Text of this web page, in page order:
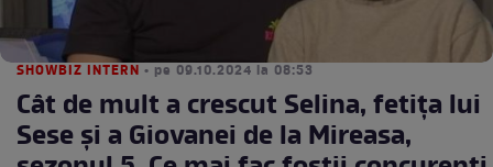
SHOWBIZ INTERN • pe 09.10.2024 la 08:53
Cât de mult a crescut Selina, fetița lui
Sese și a Giovanei de la Mireasa,